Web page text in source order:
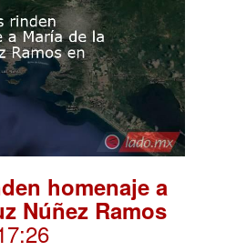
homenaje a
Núñez Ramos